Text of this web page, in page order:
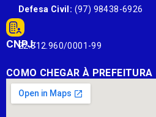
Defesa Civil: (97) 98438-6926
CNPJ:
22.812.960/0001-99
COMO CHEGAR À PREFEITURA